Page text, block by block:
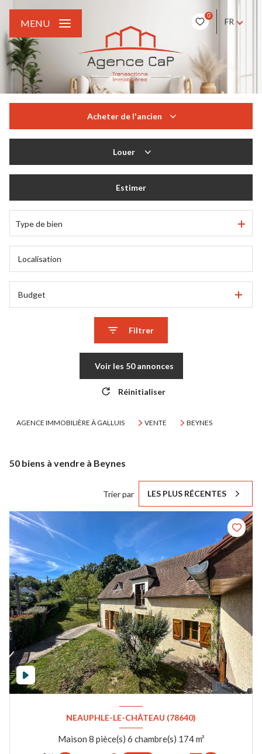
0
FR
MENU
Acheter de l'ancien
Louer
Estimer
Type de bien
Budget
Filtrer
Voir les 50annonces
Réinitialiser
AGENCE IMMOBILIÈRE À GALLUIS VENTE BEYNES
50 biens à vendre à Beynes
Trier par LES PLUS RÉCENTES
NEAUPHLE-LE-CHÂTEAU (78640)
Maison 8 pièce(s) 6 chambre(s) 174 m²